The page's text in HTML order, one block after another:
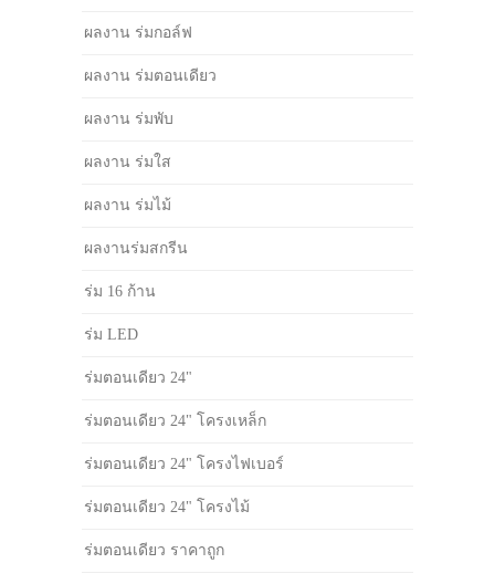
ผลงาน ร่มกอล์ฟ
ผลงาน ร่มตอนเดียว
ผลงาน ร่มพับ
ผลงาน ร่มใส
ผลงาน ร่มไม้
ผลงานร่มสกรีน
ร่ม 16 ก้าน
ร่ม LED
ร่มตอนเดียว 24"
ร่มตอนเดียว 24" โครงเหล็ก
ร่มตอนเดียว 24" โครงไฟเบอร์
ร่มตอนเดียว 24" โครงไม้
ร่มตอนเดียว ราคาถูก